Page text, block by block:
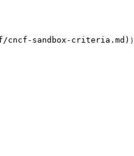
cncf-sandbox-criteria.md)）